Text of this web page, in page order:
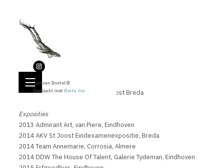
Jori van Boxtel ©
Gemaakt met Berta.me
Jori van Boxtel (1991), Eindhoven
info@jorivanboxtel.nl
0619877797
Opleiding
2010-2014, Illustratie, AKV St Joost Breda
Exposities
2013 Admirant Art, van Piere, Eindhoven
2014 AKV St Joost Eindexamenexpositie, Breda
2014 Team Annemarie, Corrosia, Almere
2014 DDW The House Of Talent, Galerie Tydeman, Eindhoven